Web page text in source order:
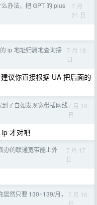
办法，把 GPT 的 plus
7 月
21 日
ip 地址归属地查询接
7 月 18
日
建议你直接根据 UA 把后面的
到了自如发现宽带插网线7 月 18
日
才对吧
办的联通宽带能上外
7 月 17
日
然只要 130~139/月，
7 月 16
日